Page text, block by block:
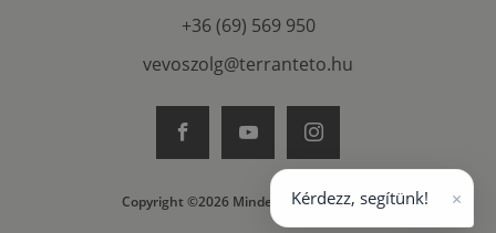
+36 (69) 569 950
vevoszolg@terranteto.hu
Copyright ©2026 Minden jog fenntartva
Kérdezz, segítünk! ×